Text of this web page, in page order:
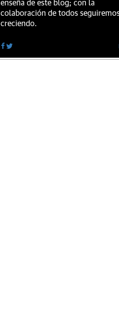
enseña de este blog; con la
colaboración de todos
creciendo.